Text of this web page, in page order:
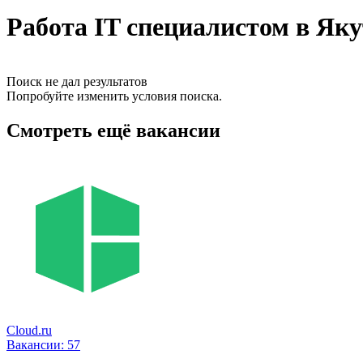
Работа IT специалистом в
Поиск не дал результатов
Попробуйте изменить условия поиска.
Смотреть ещё вакансии
Cloud.ru
Вакансии: 57